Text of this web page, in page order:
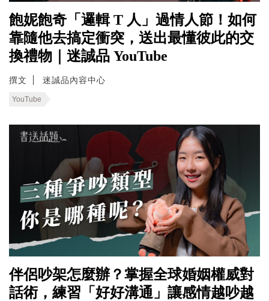
飽妮飽奇「邏輯 T 人」過情人節！如何
靠隨他去搞定衝突，送出最懂彼此的交
換禮物｜迷誠品 YouTube
撰文 迷誠品內容中心
YouTube
伴侶吵架怎麼辦？掌握全球婚姻權威對
話術，練習「好好溝通」讓感情越吵越